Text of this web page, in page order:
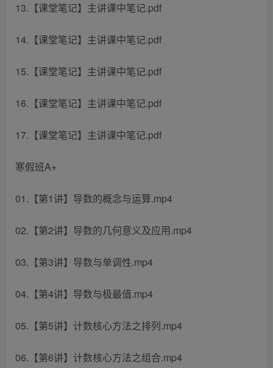
13.【课堂笔记】主讲课中笔记.pdf
14.【课堂笔记】主讲课中笔记.pdf
15.【课堂笔记】主讲课中笔记.pdf
16.【课堂笔记】主讲课中笔记.pdf
17.【课堂笔记】主讲课中笔记.pdf
寒假班A+
01.【第1讲】导数的概念与运算.mp4
02.【第2讲】导数的几何意义及应用.mp4
03.【第3讲】导数与单调性.mp4
04.【第4讲】导数与极最值.mp4
05.【第5讲】计数核心方法之排列.mp4
06.【第6讲】计数核心方法之组合.mp4